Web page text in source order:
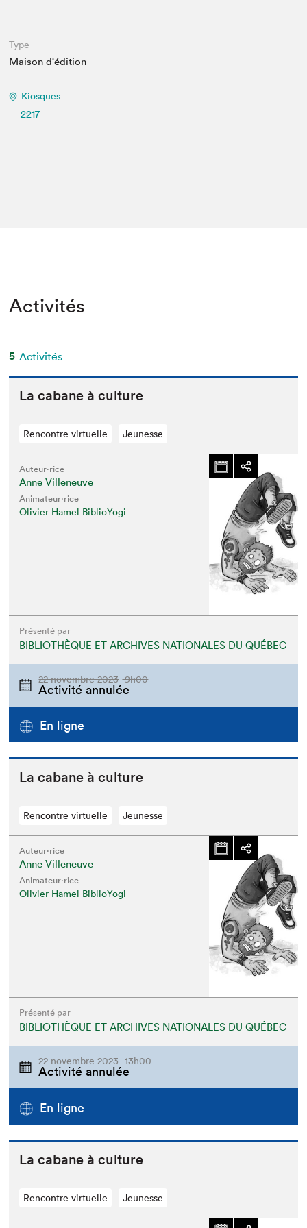
Type
Maison d'édition
Kiosques
2217
Activités
5 Activités
La cabane à culture
Rencontre virtuelle Jeunesse
Auteur·rice
Anne Villeneuve
Animateur⋅rice
Olivier Hamel BiblioYogi
Présenté par
BIBLIOTHÈQUE ET ARCHIVES NATIONALES DU QUÉBEC
22 novembre 2023 9h00
Activité annulée
En ligne
La cabane à culture
Rencontre virtuelle Jeunesse
Auteur·rice
Anne Villeneuve
Animateur⋅rice
Olivier Hamel BiblioYogi
Présenté par
BIBLIOTHÈQUE ET ARCHIVES NATIONALES DU QUÉBEC
22 novembre 2023 13h00
Activité annulée
En ligne
La cabane à culture
Rencontre virtuelle Jeunesse